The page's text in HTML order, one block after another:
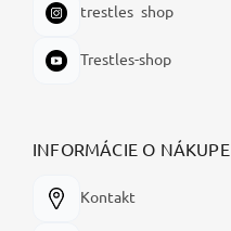
trestles_shop
Trestles-shop
INFORMÁCIE O NÁKUPE
Kontakt